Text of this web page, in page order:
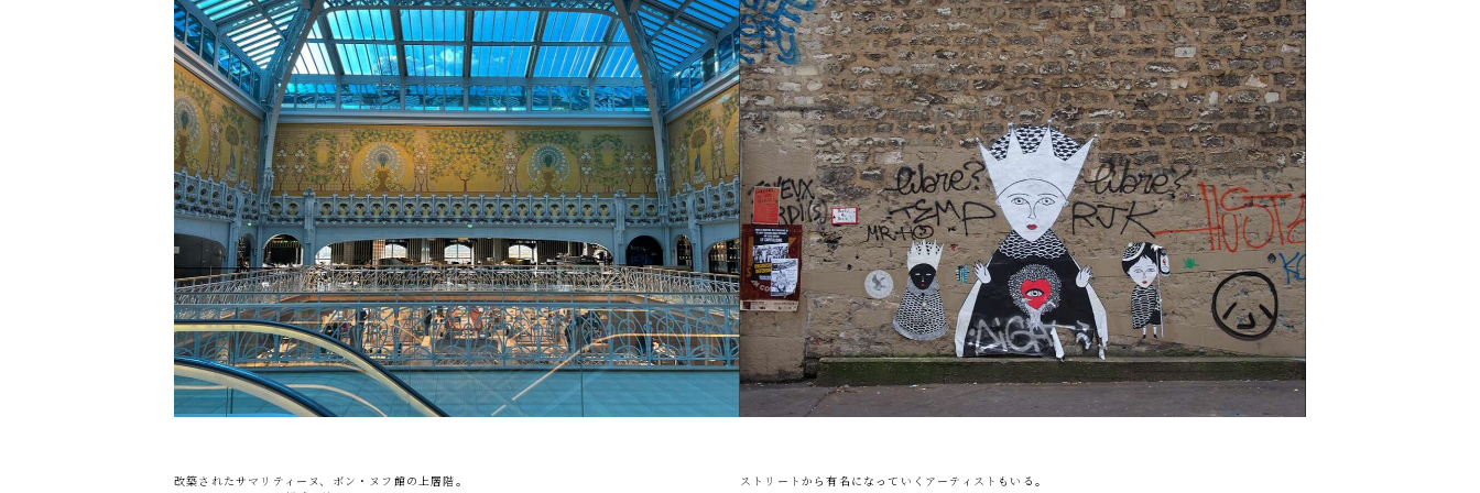
改築されたサマリティーヌ、ボン・ヌフ館の上層階。
ストリートから有名になっていくアーティストもいる。